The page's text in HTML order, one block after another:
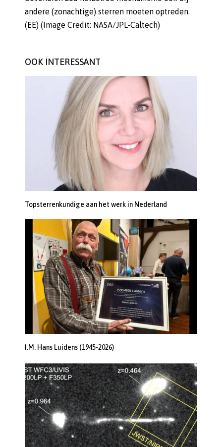
andere (zonachtige) sterren moeten optreden.
(EE) (Image Credit: NASA/JPL-Caltech)
OOK INTERESSANT
Topsterrenkundige aan het werk in Nederland
I.M. Hans Luidens (1945-2026)